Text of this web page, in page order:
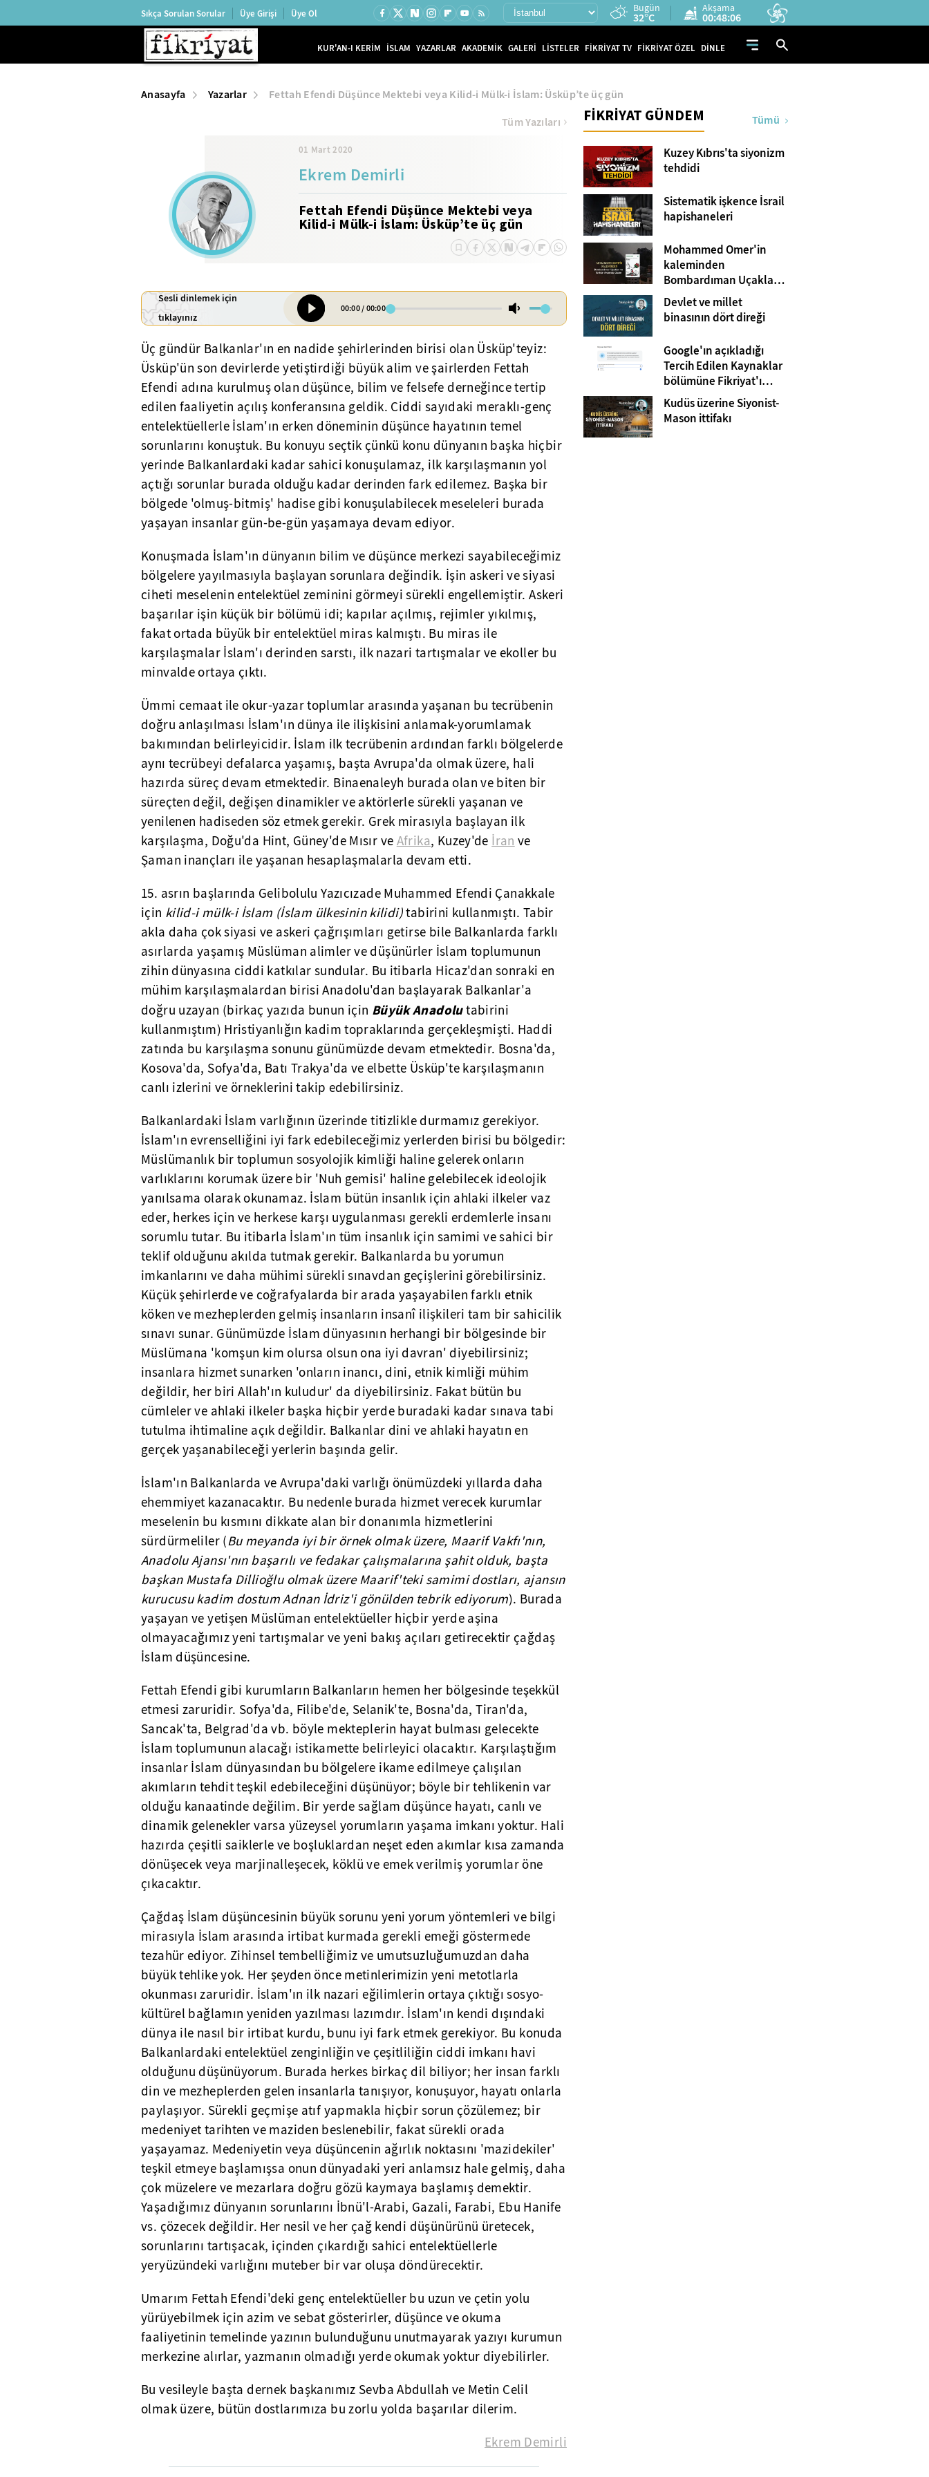
Sıkça Sorulan Sorular Üye Girişi Üye Ol Bugün
32°C
Akşama
00:48:05
KUR'AN-I KERİM İSLAM YAZARLAR AKADEMİK GALERİ LİSTELER FİKRİYAT TV FİKRİYAT ÖZEL DİNLE
Anasayfa Yazarlar Fettah Efendi Düşünce Mektebi veya Kilid-i Mülk-i İslam: Üsküp’te üç gün
01 Mart 2020
Ekrem Demirli
Fettah Efendi Düşünce Mektebi veya
Kilid-i Mülk-i İslam: Üsküp’te üç gün
Tüm Yazıları
Sesli dinlemek için
tıklayınız
00:00/00:00
Üç gündür Balkanlar'ın en nadide şehirlerinden birisi olan Üsküp'teyiz:
Üsküp'ün son devirlerde yetiştirdiği büyük alim ve şairlerden Fettah
Efendi adına kurulmuş olan düşünce, bilim ve felsefe derneğince tertip
edilen faaliyetin açılış konferansına geldik. Ciddi sayıdaki meraklı-genç
entelektüellerle İslam'ın erken döneminin düşünce hayatının temel
sorunlarını konuştuk. Bu konuyu seçtik çünkü konu dünyanın başka hiçbir
yerinde Balkanlardaki kadar sahici konuşulamaz, ilk karşılaşmanın yol
açtığı sorunlar burada olduğu kadar derinden fark edilemez. Başka bir
bölgede 'olmuş-bitmiş' hadise gibi konuşulabilecek meseleleri burada
yaşayan insanlar gün-be-gün yaşamaya devam ediyor.
Konuşmada İslam'ın dünyanın bilim ve düşünce merkezi sayabileceğimiz
bölgelere yayılmasıyla başlayan sorunlara değindik. İşin askeri ve siyasi
ciheti meselenin entelektüel zeminini görmeyi sürekli engellemiştir. Askeri
başarılar işin küçük bir bölümü idi; kapılar açılmış, rejimler yıkılmış,
fakat ortada büyük bir entelektüel miras kalmıştı. Bu miras ile
karşılaşmalar İslam'ı derinden sarstı, ilk nazari tartışmalar ve ekoller bu
minvalde ortaya çıktı.
Ümmi cemaat ile okur-yazar toplumlar arasında yaşanan bu tecrübenin
doğru anlaşılması İslam'ın dünya ile ilişkisini anlamak-yorumlamak
bakımından belirleyicidir. İslam ilk tecrübenin ardından farklı bölgelerde
aynı tecrübeyi defalarca yaşamış, başta Avrupa'da olmak üzere, hali
hazırda süreç devam etmektedir. Binaenaleyh burada olan ve biten bir
süreçten değil, değişen dinamikler ve aktörlerle sürekli yaşanan ve
yenilenen hadiseden söz etmek gerekir. Grek mirasıyla başlayan ilk
karşılaşma, Doğu'da Hint, Güney'de Mısır ve Afrika, Kuzey'de İran ve
Şaman inançları ile yaşanan hesaplaşmalarla devam etti.
15. asrın başlarında Gelibolulu Yazıcızade Muhammed Efendi Çanakkale
için kilid-i mülk-i İslam (İslam ülkesinin kilidi)tabirini kullanmıştı. Tabir
akla daha çok siyasi ve askeri çağrışımları getirse bile Balkanlarda farklı
asırlarda yaşamış Müslüman alimler ve düşünürler İslam toplumunun
zihin dünyasına ciddi katkılar sundular. Bu itibarla Hicaz'dan sonraki en
mühim karşılaşmalardan birisi Anadolu'dan başlayarak Balkanlar'a
doğru uzayan (birkaç yazıda bunun için Büyük Anadolutabirini
kullanmıştım) Hristiyanlığın kadim topraklarında gerçekleşmişti. Haddi
zatında bu karşılaşma sonunu günümüzde devam etmektedir. Bosna'da,
Kosova'da, Sofya'da, Batı Trakya'da ve elbette Üsküp'te karşılaşmanın
canlı izlerini ve örneklerini takip edebilirsiniz.
Balkanlardaki İslam varlığının üzerinde titizlikle durmamız gerekiyor.
İslam'ın evrenselliğini iyi fark edebileceğimiz yerlerden birisi bu bölgedir:
Müslümanlık bir toplumun sosyolojik kimliği haline gelerek onların
varlıklarını korumak üzere bir 'Nuh gemisi' haline gelebilecek ideolojik
yanılsama olarak okunamaz. İslam bütün insanlık için ahlaki ilkeler vaz
eder, herkes için ve herkese karşı uygulanması gerekli erdemlerle insanı
sorumlu tutar. Bu itibarla İslam'ın tüm insanlık için samimi ve sahici bir
teklif olduğunu akılda tutmak gerekir. Balkanlarda bu yorumun
imkanlarını ve daha mühimi sürekli sınavdan geçişlerini görebilirsiniz.
Küçük şehirlerde ve coğrafyalarda bir arada yaşayabilen farklı etnik
köken ve mezheplerden gelmiş insanların insanî ilişkileri tam bir sahicilik
sınavı sunar. Günümüzde İslam dünyasının herhangi bir bölgesinde bir
Müslümana 'komşun kim olursa olsun ona iyi davran' diyebilirsiniz;
insanlara hizmet sunarken 'onların inancı, dini, etnik kimliği mühim
değildir, her biri Allah'ın kuludur' da diyebilirsiniz. Fakat bütün bu
cümleler ve ahlaki ilkeler başka hiçbir yerde buradaki kadar sınava tabi
tutulma ihtimaline açık değildir. Balkanlar dini ve ahlaki hayatın en
gerçek yaşanabileceği yerlerin başında gelir.
İslam'ın Balkanlarda ve Avrupa'daki varlığı önümüzdeki yıllarda daha
ehemmiyet kazanacaktır. Bu nedenle burada hizmet verecek kurumlar
meselenin bu kısmını dikkate alan bir donanımla hizmetlerini
sürdürmeliler (Bu meyanda iyi bir örnek olmak üzere, Maarif Vakfı'nın,
Anadolu Ajansı'nın başarılı ve fedakar çalışmalarına şahit olduk, başta
başkan Mustafa Dillioğlu olmak üzere Maarif'teki samimi dostları, ajansın
kurucusu kadim dostum Adnan İdriz'i gönülden tebrik ediyorum). Burada
yaşayan ve yetişen Müslüman entelektüeller hiçbir yerde aşina
olmayacağımız yeni tartışmalar ve yeni bakış açıları getirecektir çağdaş
İslam düşüncesine.
Fettah Efendi gibi kurumların Balkanların hemen her bölgesinde teşekkül
etmesi zaruridir. Sofya'da, Filibe'de, Selanik'te, Bosna'da, Tiran'da,
Sancak'ta, Belgrad'da vb. böyle mekteplerin hayat bulması gelecekte
İslam toplumunun alacağı istikamette belirleyici olacaktır. Karşılaştığım
insanlar İslam dünyasından bu bölgelere ikame edilmeye çalışılan
akımların tehdit teşkil edebileceğini düşünüyor; böyle bir tehlikenin var
olduğu kanaatinde değilim. Bir yerde sağlam düşünce hayatı, canlı ve
dinamik gelenekler varsa yüzeysel yorumların yaşama imkanı yoktur. Hali
hazırda çeşitli saiklerle ve boşluklardan neşet eden akımlar kısa zamanda
dönüşecek veya marjinalleşecek, köklü ve emek verilmiş yorumlar öne
çıkacaktır.
Çağdaş İslam düşüncesinin büyük sorunu yeni yorum yöntemleri ve bilgi
mirasıyla İslam arasında irtibat kurmada gerekli emeği göstermede
tezahür ediyor. Zihinsel tembelliğimiz ve umutsuzluğumuzdan daha
büyük tehlike yok. Her şeyden önce metinlerimizin yeni metotlarla
okunması zaruridir. İslam'ın ilk nazari eğilimlerin ortaya çıktığı sosyo-
kültürel bağlamın yeniden yazılması lazımdır. İslam'ın kendi dışındaki
dünya ile nasıl bir irtibat kurdu, bunu iyi fark etmek gerekiyor. Bu konuda
Balkanlardaki entelektüel zenginliğin ve çeşitliliğin ciddi imkanı havi
olduğunu düşünüyorum. Burada herkes birkaç dil biliyor; her insan farklı
din ve mezheplerden gelen insanlarla tanışıyor, konuşuyor, hayatı onlarla
paylaşıyor. Sürekli geçmişe atıf yapmakla hiçbir sorun çözülemez; bir
medeniyet tarihten ve maziden beslenebilir, fakat sürekli orada
yaşayamaz. Medeniyetin veya düşüncenin ağırlık noktasını 'mazidekiler'
teşkil etmeye başlamışsa onun dünyadaki yeri anlamsız hale gelmiş, daha
çok müzelere ve mezarlara doğru gözü kaymaya başlamış demektir.
Yaşadığımız dünyanın sorunlarını İbnü'l-Arabi, Gazali, Farabi, Ebu Hanife
vs. çözecek değildir. Her nesil ve her çağ kendi düşünürünü üretecek,
sorunlarını tartışacak, içinden çıkardığı sahici entelektüellerle
yeryüzündeki varlığını muteber bir var oluşa döndürecektir.
Umarım Fettah Efendi'deki genç entelektüeller bu uzun ve çetin yolu
yürüyebilmek için azim ve sebat gösterirler, düşünce ve okuma
faaliyetinin temelinde yazının bulunduğunu unutmayarak yazıyı kurumun
merkezine alırlar, yazmanın olmadığı yerde okumak yoktur diyebilirler.
Bu vesileyle başta dernek başkanımız Sevba Abdullah ve Metin Celil
olmak üzere, bütün dostlarımıza bu zorlu yolda başarılar dilerim.
Ekrem Demirli
FİKRİYAT GÜNDEM Tümü
Kuzey Kıbrıs'ta siyonizm
tehdidi
Sistematik işkence İsrail
hapishaneleri
Mohammed Omer'in
kaleminden
Bombardıman Uçakları
ve Tanklar Arasında
Gazze
Devlet ve millet
binasının dört direği
Google'ın açıkladığı
Tercih Edilen Kaynaklar
bölümüne Fikriyat'ı
eklemeyi unutmayın!
Kudüs üzerine Siyonist-
Mason ittifakı